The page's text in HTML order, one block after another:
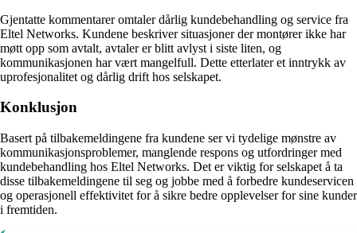
Gjentatte kommentarer omtaler dårlig kundebehandling og service fra
Eltel Networks. Kundene beskriver situasjoner der montører ikke har
møtt opp som avtalt, avtaler er blitt avlyst i siste liten, og
kommunikasjonen har vært mangelfull. Dette etterlater et inntrykk av
uprofesjonalitet og dårlig drift hos selskapet.
Konklusjon
Basert på tilbakemeldingene fra kundene ser vi tydelige mønstre av
kommunikasjonsproblemer, manglende respons og utfordringer med
kundebehandling hos Eltel Networks. Det er viktig for selskapet å ta
disse tilbakemeldingene til seg og jobbe med å forbedre kundeservicen
og operasjonell effektivitet for å sikre bedre opplevelser for sine kunder
i fremtiden.